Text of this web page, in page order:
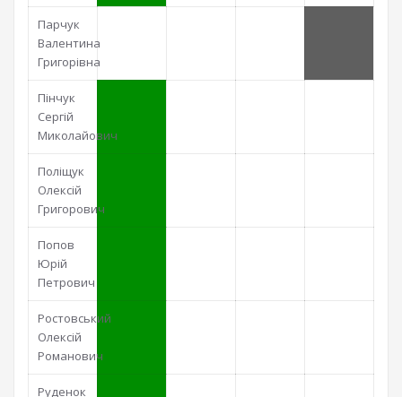
Парчук
Валентина
Григорівна
Пінчук
Сергій
Миколайович
Поліщук
Олексій
Григорович
Попов
Юрій
Петрович
Ростовський
Олексій
Романович
Руденок